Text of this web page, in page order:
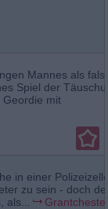
Mannes als
Spiel der
Geordie mit
in einer
zu sein - doch